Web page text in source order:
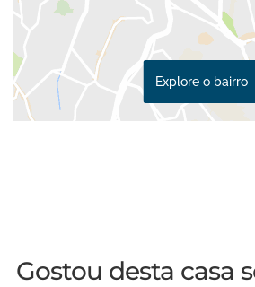
Explore o bairro
Gostou desta casa